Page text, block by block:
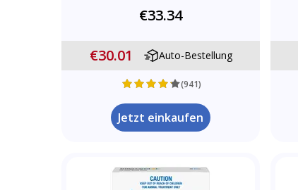
€33.34
€30.01 Auto-Bestellung
(941)
Jetzt einkaufen